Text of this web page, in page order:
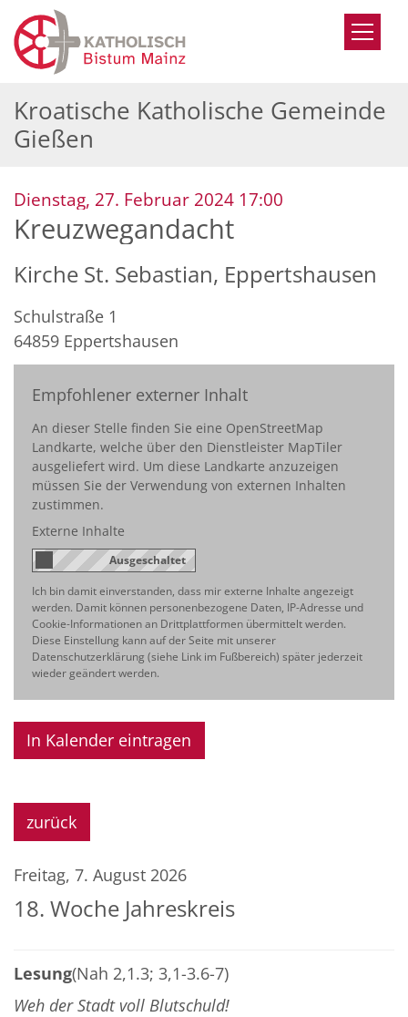
Zum Inhalt springen
Kroatische Katholische Gemeinde
Gießen
Dienstag, 27. Februar 2024 17:00
Kreuzwegandacht
Kirche St. Sebastian, Eppertshausen
Schulstraße 1
64859 Eppertshausen
Empfohlener externer Inhalt
An dieser Stelle finden Sie eine OpenStreetMap
Landkarte, welche über den Dienstleister MapTiler
ausgeliefert wird. Um diese Landkarte anzuzeigen
müssen Sie der Verwendung von externen Inhalten
zustimmen.
Externe Inhalte
Ich bin damit einverstanden, dass mir externe Inhalte angezeigt
werden. Damit können personenbezogene Daten, IP-Adresse und
Cookie-Informationen an Drittplattformen übermittelt werden.
Diese Einstellung kann auf der Seite mit unserer
Datenschutzerklärung (siehe Link im Fußbereich) später jederzeit
wieder geändert werden.
In Kalender eintragen
zurück
Freitag, 7. August 2026
18. Woche Jahreskreis
Lesung(Nah 2,1.3; 3,1-3.6-7)
Weh der Stadt voll Blutschuld!